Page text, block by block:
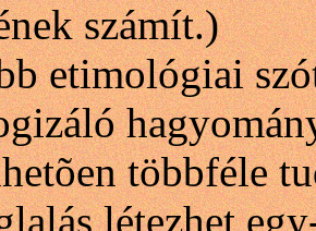
számít.)
többféle
létezhet